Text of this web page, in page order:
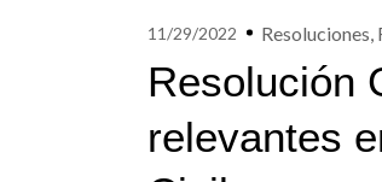
11/29/2022 Resoluciones
Resolución
relevantes